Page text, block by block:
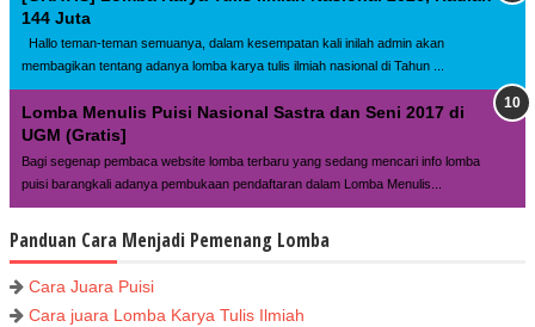
144 Juta
Hallo teman-teman semuanya, dalam kesempatan kali inilah admin akan
membagikan tentang adanya lomba karya tulis ilmiah nasional di Tahun ...
Lomba Menulis Puisi Nasional Sastra dan Seni 2017 di
UGM (Gratis]
Bagi segenap pembaca website lomba terbaru yang sedang mencari info lomba
puisi barangkali adanya pembukaan pendaftaran dalam Lomba Menulis...
Panduan Cara Menjadi Pemenang Lomba
Cara Juara Puisi
Cara juara Lomba Karya Tulis Ilmiah